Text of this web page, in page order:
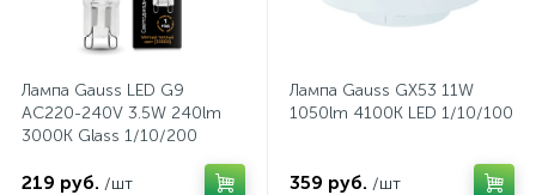
Лампа Gauss LED G9
AC220-240V 3.5W 240lm
3000K Glass 1/10/200
219 руб. /шт
Лампа Gauss GX53 11W
1050lm 4100K LED 1/10/100
359 руб. /шт
Штроборезы
Реле и контакторы
Розетки TV, аудио, телефон, компьютер
Розетки и механизмы электрические